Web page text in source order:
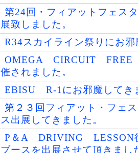
第24回・フィアットフェス
展致しました。
R34スカイライン祭りにお
OMEGA CIRCUIT
催されました。
EBISU R-1にお邪魔してき
第２３回フィアット・フェ
ス出展してきました。
P＆A DRIVING LESSON
ブースを出展させて頂きまし